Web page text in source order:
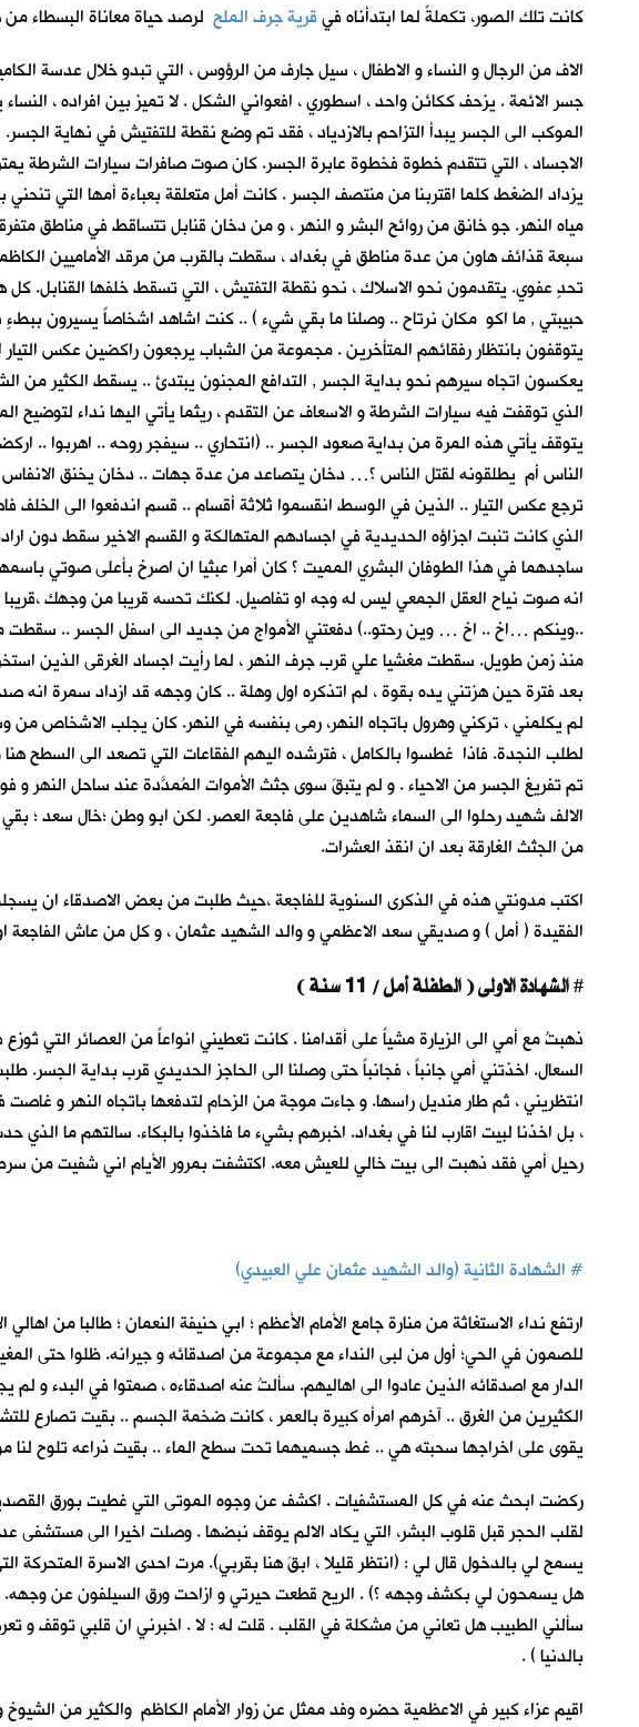
كانت تلك الصور، تكملةً لما ابتدأناه فيقرية جرف الملح لرصد حياة معاناة
الاف من الرجال و النساء و الاطفال ، سيل جارف من الرؤوس ، التي تبدو خلال عدسة
جسر الائمة . يزحف ككائن واحد ، اسطوري ، افعواني الشكل . لا تميز بين افراده ،
الموكب الى الجسر يبدأ التزاحم بالازدياد ، فقد تم وضع نقطة للتفتيش في نهاية
الاجساد ، التي تتقدم خطوة فخطوة عابرة الجسر. كان صوت صافرات سيارات الشرطة
يزداد الضغط كلما اقتربنا من منتصف الجسر . كانت أمل متعلقة بعباءة أمها التي
مياه النهر. جو خانق من روائح البشر و النهر ، و من دخان قنابل تتساقط في مناطق
سبعة قذائف هاون من عدة مناطق في بغداد ، سقطت بالقرب من مرقد الأماميين
تحدٍ عفوي. يتقدمون نحو الاسلاك ، نحو نقطة التفتيش ، التي تسقط خلفها القنابل.
حبيبتي , ما اكو مكان نرتاح .. وصلنا ما بقي شيء ) .. كنت اشاهد اشخاصاً يسيرون
يتوقفون بانتظار رفقائهم المتأخرين . مجموعة من الشباب يرجعون راكضين عكس
يعكسون اتجاه سيرهم نحو بداية الجسر , التدافع المجنون يبتدئ .. يسقط الكثير من
الذي توقفت فيه سيارات الشرطة و الاسعاف عن التقدم ، ريثما يأتي اليها نداء
يتوقف يأتي هذه المرة من بداية صعود الجسر .. (انتحاري .. سيفجر روحه .. اهربوا
الناس أم يطلقونه لقتل الناس ؟… دخان يتصاعد من عدة جهات .. دخان يخنق
ترجع عكس التيار .. الذين في الوسط انقسموا ثلاثة أقسام .. قسم اندفعوا الى
الذي كانت تنبت اجزاؤه الحديدية في اجسادهم المتهالكة و القسم الاخير سقط دون
ساجدهما في هذا الطوفان البشري المميت ؟ كان أمرا عبثيا ان اصرخ بأعلى صوتي
انه صوت نياح العقل الجمعي ليس له وجه او تفاصيل. لكنك تحسه قريبا من وجهك
..وينكم …اخ .. اخ … وين رحتو..) دفعتني الأمواج من جديد الى اسفل الجسر .. سقطت
منذ زمن طويل. سقطت مغشيا علي قرب جرف النهر ، لما رأيت اجساد الغرقى الذين
بعد فترة حين هزتني يده بقوة ، لم اتذكره اول وهلة .. كان وجهه قد ازداد سمرة انه
لم يكلمني ، تركني وهرول باتجاه النهر، رمى بنفسه في النهر. كان يجلب الاشخاص
لطلب النجدة. فاذا غطسوا بالكامل ، فترشده اليهم الفقاعات التي تصعد الى السطح
تم تفريغ الجسر من الاحياء . و لم يتبقَ سوى جثث الأموات المُمدَّدة عند ساحل النهر و
الالف شهيد رحلوا الى السماء شاهدين على فاجعة العصر. لكن ابو وطن ؛خال سعد ؛
من الجثث الغارقة بعد ان انقذ العشرات.
اكتب مدونتي هذه في الذكرى السنوية للفاجعة ،حيث طلبت من بعض الاصدقاء ان
الفقيدة ( أمل ) و صديقي سعد الاعظمي و والد الشهيد عثمان ، و كل من عاش الفاجعة او
#
ذهبتُ مع أمي الى الزيارة مشياً على أقدامنا . كانت تعطيني انواعاً من العصائر التي
السعال. اخذتني أمي جانباً ، فجانباً حتى وصلنا الى الحاجز الحديدي قرب بداية
انتظريني ، ثم طار منديل راسها. و جاءت موجة من الزحام لتدفعها باتجاه النهر و
، بل اخذنا لبيت اقارب لنا في بغداد. اخبرهم بشيء ما فاخذوا بالبكاء. سالتهم ما
رحيل أمي فقد ذهبت الى بيت خالي للعيش معه. اكتشفت بمرور الأيام اني شفيت من
#الشهادة الثانية (والد الشهيد عثمان علي العبيدي)
ارتفع نداء الاستغاثة من منارة جامع الأمام الأعظم ؛ ابي حنيفة النعمان ؛ طالبا من
للصمون في الحي؛ أول من لبى النداء مع مجموعة من اصدقائه و جيرانه. ظلوا حتى
الدار مع اصدقائه الذين عادوا الى اهاليهم. سألتُ عنه اصدقاءه ، صمتوا في البدء و
الكثيرين من الغرق .. آخرهم امرأه كبيرة بالعمر ، كانت ضخمة الجسم .. بقيت تصارع
يقوى على اخراجها سحبته هي .. غط جسميهما تحت سطح الماء .. بقيت ذراعه تلوح
ركضت ابحث عنه في كل المستشفيات . اكشف عن وجوه الموتى التي غطيت بورق
لقلب الحجر قبل قلوب البشر، التي يكاد الالم يوقف نبضها . وصلت اخيرا الى
يسمح لي بالدخول قال لي : (انتظر قليلا ، ابقَ هنا بقربي). مرت احدى الاسرة
هل يسمحون لي بكشف وجهه ؟) . الريح قطعت حيرتي و ازاحت ورق السيلفون عن
سألني الطبيب هل تعاني من مشكلة في القلب . قلت له : لا . اخبرني ان قلبي توقف و
بالدنيا ) .
اقيم عزاء كبير في الاعظمية حضره وفد ممثل عن زوار الأمام الكاظم والكثير من